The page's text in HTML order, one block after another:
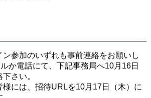
参加のいずれも事前連絡をお願いし
か電話にて、下記事務局へ10月16日
さい。
様には、招待URLを10月17日（木）に